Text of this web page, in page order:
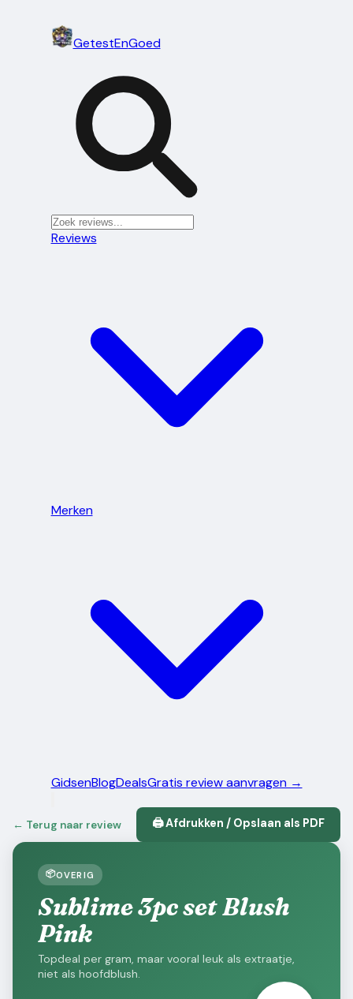
GetestEnGoed
Reviews
Merken
GidsenBlogDealsGratis review aanvragen →
← Terug naar review 🖨️ Afdrukken / Opslaan als PDF
📦OVERIG
Sublime 3pc set Blush
Pink
Topdeal per gram, maar vooral leuk als extraatje,
niet als hoofdblush.